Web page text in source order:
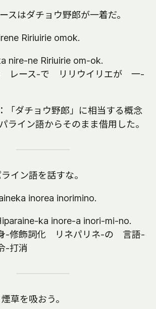
はダチョウ野郎が一着だ。
Ririuirie omok.
nire-ne Ririuirie om-ok.
レース-で リリウイリエが 一-
「ダチョウ野郎」に相当する概念
ライン語からそのまま借用した。
イン語を話すな。
inorea inorimino.
ka inore-a inori-mi-no.
-修飾詞化 リネパリネ-の 言語-
-打消
草を吸おう。